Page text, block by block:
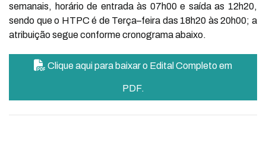
semanais, horário de entrada às 07h00 e saída as 12h20,
sendo que o HTPC é de Terça–feira das 18h20 às 20h00; a
atribuição segue conforme cronograma abaixo.
Clique aqui para baixar o Edital Completo em
PDF.